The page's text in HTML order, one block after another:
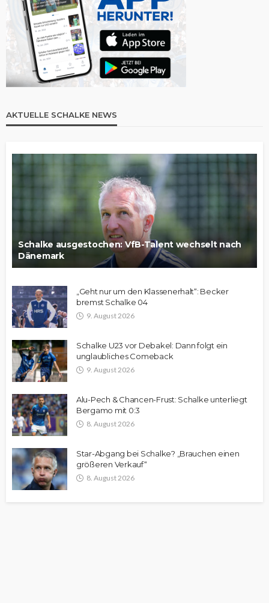
AKTUELLE SCHALKE NEWS
Schalke ausgestochen: VfB-Talent wechselt nach
Dänemark
„Geht nur um den Klassenerhalt“: Becker
bremst Schalke 04
9. August 2026
Schalke U23 vor Debakel: Dann folgt ein
unglaubliches Comeback
9. August 2026
Alu-Pech & Chancen-Frust: Schalke unterliegt
Bergamo mit 0:3
8. August 2026
Star-Abgang bei Schalke? „Brauchen einen
größeren Verkauf“
8. August 2026